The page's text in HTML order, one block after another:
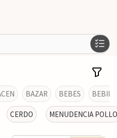
BAZAR BEBES
CERDO MENUDENCIA POLLO